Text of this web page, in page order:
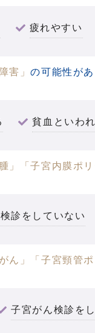
疲れやすい
害」の可能性があ
貧血といわ
」 「子宮内膜ポリ
診をしていない
ん」 「子宮頸管
子宮がん検診を